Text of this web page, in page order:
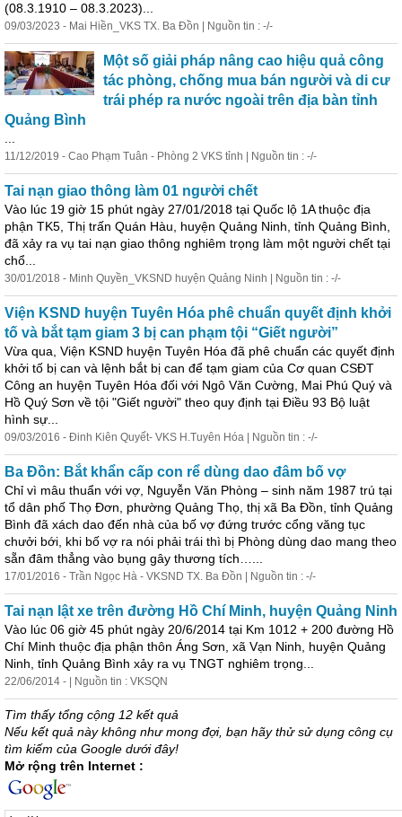
(08.3.1910 – 08.3.2023)...
09/03/2023 - Mai Hiền_VKS TX. Ba Đồn | Nguồn tin : -/-
Một số giải pháp nâng cao hiệu quả công
tác phòng, chống mua bán người và di cư
trái phép ra nước ngoài trên địa bàn tỉnh
Quảng Bình
11/12/2019 - Cao Phạm Tuân - Phòng 2 VKS tỉnh | Nguồn tin : -/-
Tai nạn giao thông làm 01 người chết
Vào lúc 19 giờ 15 phút ngày 27/01/2018 tại Quốc lộ 1A thuộc địa
phận TK5, Thị trấn Quán Hàu, huyện Quảng Ninh, tỉnh Quảng Bình,
đã xảy ra vụ tai nạn giao thông nghiêm trọng làm một người chết tại
chổ...
30/01/2018 - Minh Quyền_VKSND huyện Quảng Ninh | Nguồn tin : -/-
Viện KSND huyện Tuyên Hóa phê chuẩn quyết định khởi
tố và bắt tạm giam 3 bị can phạm tội “Giết người”
Vừa qua, Viện KSND huyện Tuyên Hóa đã phê chuẩn các quyết định
khởi tố bị can và lệnh bắt bị can để tạm giam của Cơ quan CSĐT
Công an huyện Tuyên Hóa đối với Ngô Văn Cường, Mai Phú Quý và
Hồ Quý Sơn về tội "Giết người" theo quy định tại Điều 93 Bộ luật
hình sự...
09/03/2016 - Đinh Kiên Quyết- VKS H.Tuyên Hóa | Nguồn tin : -/-
Ba Đồn: Bắt khẩn cấp con rể dùng dao đâm bố vợ
Chỉ vì mâu thuẩn với vợ, Nguyễn Văn Phòng – sinh năm 1987 trú tại
tổ dân phố Thọ Đơn, phường Quảng Thọ, thị xã Ba Đồn, tỉnh Quảng
Bình đã xách dao đến nhà của bố vợ đứng trước cổng văng tục
chưởi bới, khi bố vợ ra nói phải trái thì bị Phòng dùng dao mang theo
sẵn đâm thẳng vào bụng gây thương tích…...
17/01/2016 - Trần Ngọc Hà - VKSND TX. Ba Đồn | Nguồn tin : -/-
Tai nạn lật xe trên đường Hồ Chí Minh, huyện Quảng Ninh
Vào lúc 06 giờ 45 phút ngày 20/6/2014 tại Km 1012 + 200 đường Hồ
Chí Minh thuộc địa phận thôn Áng Sơn, xã Vạn Ninh, huyện Quảng
Ninh, tỉnh Quảng Bình xảy ra vụ TNGT nghiêm trọng...
22/06/2014 - | Nguồn tin : VKSQN
Tìm thấy tổng cộng 12 kết quả
Nếu kết quả này không như mong đợi, bạn hãy thử sử dụng công cụ
tìm kiếm của Google dưới đây!
Mở rộng trên Internet :